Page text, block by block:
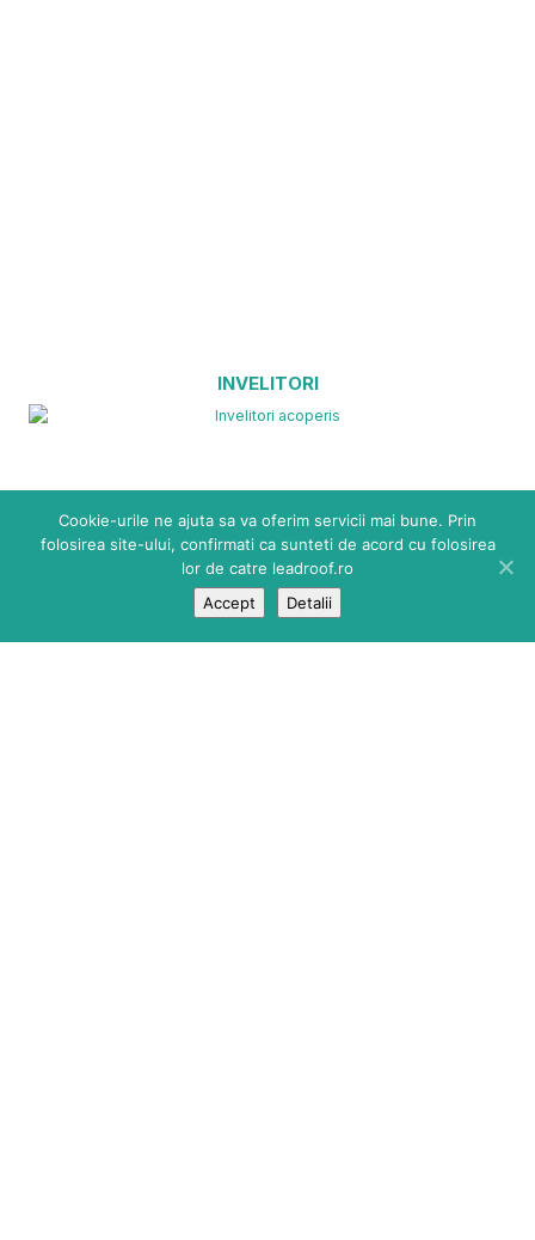
INVELITORI
Cookie-urile ne ajuta sa va oferim servicii mai bune. Prin
folosirea site-ului, confirmati ca sunteti de acord cu folosirea
lor de catre leadroof.ro
Accept
Detalii